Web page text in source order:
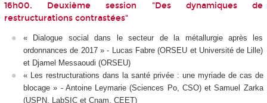
16h00. Deuxième session "Des dynamiques de
restructurations contrastées"
« Dialogue social dans le secteur de la métallurgie après les
ordonnances de 2017 » - Lucas Fabre (ORSEU et Université de Lille)
et Djamel Messaoudi (ORSEU)
« Les restructurations dans la santé privée : une myriade de cas de
blocage » - Antoine Leymarie (Sciences Po, CSO) et Samuel Zarka
(USPN, LabSIC et Cnam, CEET)